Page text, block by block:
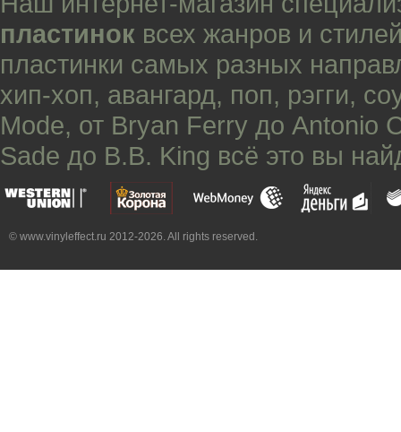
пластинок всех жанров и
пластинки самых разных
хип-хоп, авангард, поп, рэгги,
Mode, от Bryan Ferry до Antonio
Sade до B.B. King всё это вы
© www.vinyleffect.ru 2012-2026. All rights reserved.